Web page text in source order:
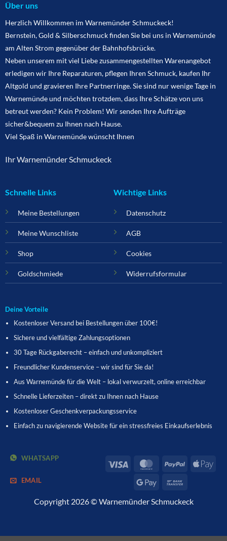
Über uns
Herzlich Willkommen im Warnemünder Schmuckeck!
Bernstein, Gold & Silberschmuck finden Sie bei uns in Warnemünde
am Alten Strom gegenüber der Bahnhofsbrücke.
Neben unserem mit viel Liebe zusammengestellten Warenangebot
erledigen wir Ihre Reparaturen, pflegen Ihren Schmuck, kaufen Ihr
Altgold und gravieren Ihre Partnerringe. Sie sind nur wenige Tage in
Warnemünde und möchten trotzdem, dass Ihre Schätze von uns
betreut werden? Kein Problem! Wir senden Ihre Aufträge
sicher&bequem zu Ihnen nach Hause.
Viel Spaß in Warnemünde wünscht Ihnen
Ihr Warnemünder Schmuckeck
Schnelle Links
Meine Bestellungen
Meine Wunschliste
Shop
Goldschmiede
Wichtige Links
Datenschutz
AGB
Cookies
Widerrufsformular
Deine Vorteile
Kostenloser Versand bei Bestellungen über 100€!
Sichere und vielfältige Zahlungsoptionen
30 Tage Rückgaberecht – einfach und unkompliziert
Freundlicher Kundenservice – wir sind für Sie da!
Aus Warnemünde für die Welt – lokal verwurzelt, online erreichbar
Schnelle Lieferzeiten – direkt zu Ihnen nach Hause
Kostenloser Geschenkverpackungsservice
Einfach zu navigierende Website für ein stressfreies Einkaufserlebnis
WHATSAPP
EMAIL
Copyright 2026 © Warnemünder Schmuckeck
Visa MasterCard
PayPal
Google